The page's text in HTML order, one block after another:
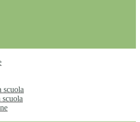
scuola
scuola